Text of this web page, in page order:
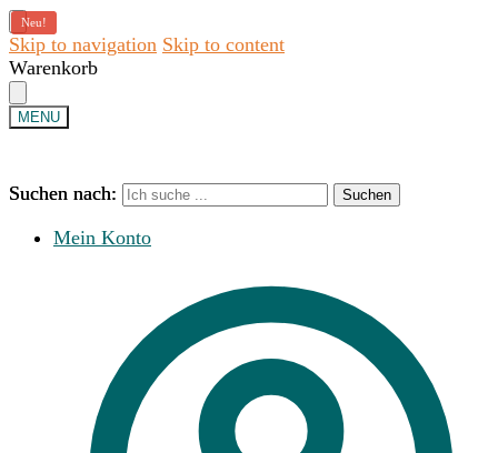
Skip to navigation Skip to content
Warenkorb
MENU
Suchen nach: Suchen
Mein Konto
Suchen nach: Suchen
Neu!